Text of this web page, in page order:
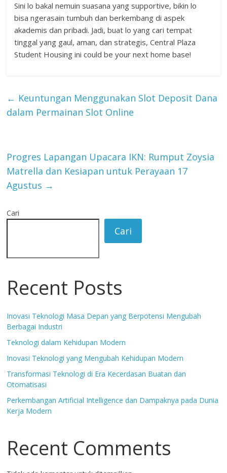
Sini lo bakal nemuin suasana yang supportive, bikin lo
bisa ngerasain tumbuh dan berkembang di aspek
akademis dan pribadi. Jadi, buat lo yang cari tempat
tinggal yang gaul, aman, dan strategis, Central Plaza
Student Housing ini could be your next home base!
← Keuntungan Menggunakan Slot Deposit Dana
dalam Permainan Slot Online
Progres Lapangan Upacara IKN: Rumput Zoysia
Matrella dan Kesiapan untuk Perayaan 17
Agustus →
Cari
Cari
Recent Posts
Inovasi Teknologi Masa Depan yang Berpotensi Mengubah
Berbagai Industri
Teknologi dalam Kehidupan Modern
Inovasi Teknologi yang Mengubah Kehidupan Modern
Transformasi Teknologi di Era Kecerdasan Buatan dan
Otomatisasi
Perkembangan Artificial Intelligence dan Dampaknya pada Dunia
Kerja Modern
Recent Comments